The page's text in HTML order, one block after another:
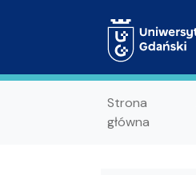
Strona
główna